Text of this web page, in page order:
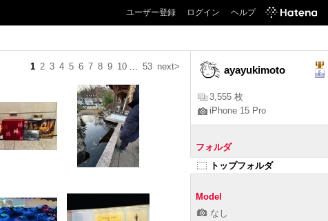
ユーザー登録 ログイン ヘルプ
1 2 3 4 5 6 7 8 9 10 ... 53 next> ayayukimoto
3,555 枚
iPhone 15 Pro
フォルダ
トップフォルダ
Model
なし